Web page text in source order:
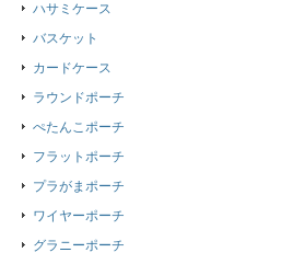
ハサミケース
バスケット
カードケース
ラウンドポーチ
ぺたんこポーチ
フラットポーチ
プラがまポーチ
ワイヤーポーチ
グラニーポーチ